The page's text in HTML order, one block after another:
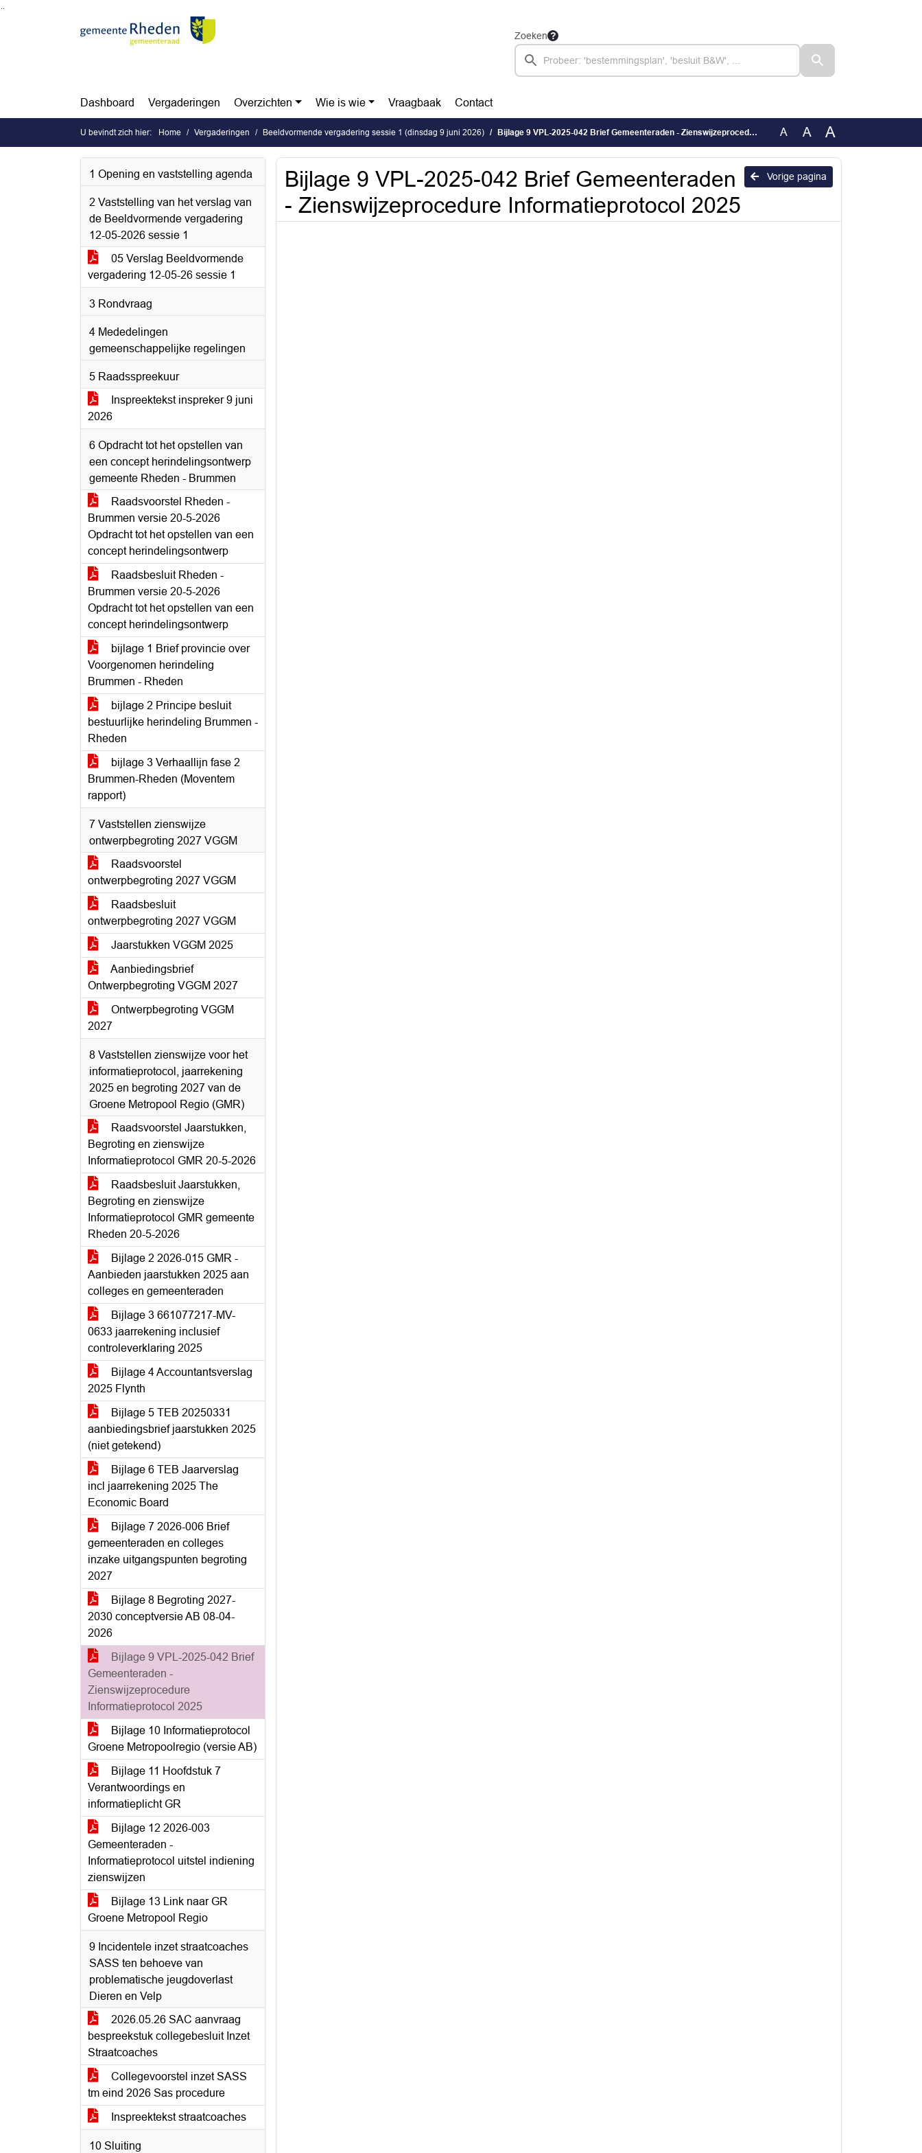
Zoeken
Dashboard Vergaderingen Overzichten Wie is wie Vraagbaak Contact
U bevindt zich hier: Home Vergaderingen Beeldvormende vergadering sessie 1 (dinsdag 9 juni 2026) Bijlage 9 VPL-2025-042 Brief Gemeenteraden - Zienswijzeprocedure Informatieprotocol 2025 A A A
1 Opening en vaststelling agenda
2 Vaststelling van het verslag van
de Beeldvormende vergadering
12-05-2026 sessie 1
05 Verslag Beeldvormende
vergadering 12-05-26 sessie 1
3 Rondvraag
4 Mededelingen
gemeenschappelijke regelingen
5 Raadsspreekuur
Inspreektekst inspreker 9 juni
2026
6 Opdracht tot het opstellen van
een concept herindelingsontwerp
gemeente Rheden - Brummen
Raadsvoorstel Rheden -
Brummen versie 20-5-2026
Opdracht tot het opstellen van een
concept herindelingsontwerp
Raadsbesluit Rheden -
Brummen versie 20-5-2026
Opdracht tot het opstellen van een
concept herindelingsontwerp
bijlage 1 Brief provincie over
Voorgenomen herindeling
Brummen - Rheden
bijlage 2 Principe besluit
bestuurlijke herindeling Brummen -
Rheden
bijlage 3 Verhaallijn fase 2
Brummen-Rheden (Moventem
rapport)
7 Vaststellen zienswijze
ontwerpbegroting 2027 VGGM
Raadsvoorstel
ontwerpbegroting 2027 VGGM
Raadsbesluit
ontwerpbegroting 2027 VGGM
Jaarstukken VGGM 2025
Aanbiedingsbrief
Ontwerpbegroting VGGM 2027
Ontwerpbegroting VGGM
2027
8 Vaststellen zienswijze voor het
informatieprotocol, jaarrekening
2025 en begroting 2027 van de
Groene Metropool Regio (GMR)
Raadsvoorstel Jaarstukken,
Begroting en zienswijze
Informatieprotocol GMR 20-5-2026
Raadsbesluit Jaarstukken,
Begroting en zienswijze
Informatieprotocol GMR gemeente
Rheden 20-5-2026
Bijlage 2 2026-015 GMR -
Aanbieden jaarstukken 2025 aan
colleges en gemeenteraden
Bijlage 3 661077217-MV-
0633 jaarrekening inclusief
controleverklaring 2025
Bijlage 4 Accountantsverslag
2025 Flynth
Bijlage 5 TEB 20250331
aanbiedingsbrief jaarstukken 2025
(niet getekend)
Bijlage 6 TEB Jaarverslag
incl jaarrekening 2025 The
Economic Board
Bijlage 7 2026-006 Brief
gemeenteraden en colleges
inzake uitgangspunten begroting
2027
Bijlage 8 Begroting 2027-
2030 conceptversie AB 08-04-
2026
Bijlage 9 VPL-2025-042 Brief
Gemeenteraden -
Zienswijzeprocedure
Informatieprotocol 2025
Bijlage 10 Informatieprotocol
Groene Metropoolregio (versie AB)
Bijlage 11 Hoofdstuk 7
Verantwoordings en
informatieplicht GR
Bijlage 12 2026-003
Gemeenteraden -
Informatieprotocol uitstel indiening
zienswijzen
Bijlage 13 Link naar GR
Groene Metropool Regio
9 Incidentele inzet straatcoaches
SASS ten behoeve van
problematische jeugdoverlast
Dieren en Velp
2026.05.26 SAC aanvraag
bespreekstuk collegebesluit Inzet
Straatcoaches
Collegevoorstel inzet SASS
tm eind 2026 Sas procedure
Inspreektekst straatcoaches
10 Sluiting
Vorige pagina
Bijlage 9 VPL-2025-042 Brief Gemeenteraden
- Zienswijzeprocedure Informatieprotocol 2025